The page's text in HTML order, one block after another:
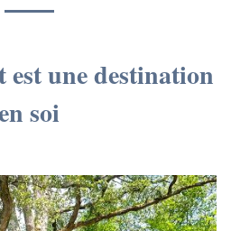
est une destination
soi